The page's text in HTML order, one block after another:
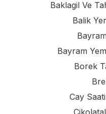
Baklagil Ve
Balik
Bayram
Borek
Cay